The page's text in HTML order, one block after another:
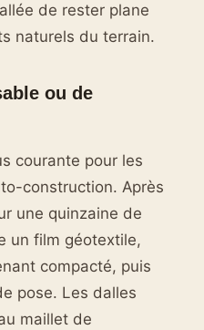
de rester plane
naturels du terrain.
ou de
courante pour les
construction. Après
une quinzaine de
un film géotextile,
compacté, puis
pose. Les dalles
maillet de